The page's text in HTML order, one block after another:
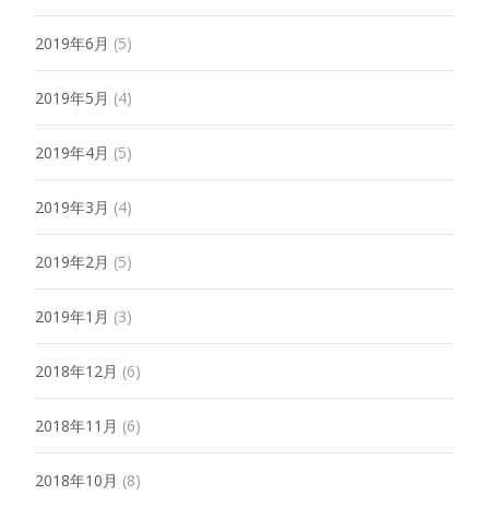
2019年6月 (5)
2019年5月 (4)
2019年4月 (5)
2019年3月 (4)
2019年2月 (5)
2019年1月 (3)
2018年12月 (6)
2018年11月 (6)
2018年10月 (8)